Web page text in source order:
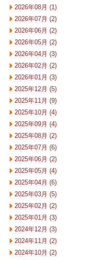
2026年08月 (1)
2026年07月 (2)
2026年06月 (2)
2026年05月 (2)
2026年04月 (3)
2026年02月 (2)
2026年01月 (3)
2025年12月 (5)
2025年11月 (9)
2025年10月 (4)
2025年09月 (4)
2025年08月 (2)
2025年07月 (6)
2025年06月 (2)
2025年05月 (4)
2025年04月 (6)
2025年03月 (5)
2025年02月 (2)
2025年01月 (3)
2024年12月 (3)
2024年11月 (2)
2024年10月 (2)